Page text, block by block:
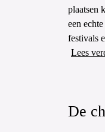
plaatsen
een
festivals
Lees
De